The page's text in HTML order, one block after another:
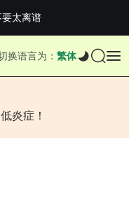
太离谱
上全满亚，德约...
上线，官...
换语言为： 繁体
炎症！